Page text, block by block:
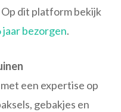
dit platform bekijk
bezorgen.
een expertise op
gebakjes en